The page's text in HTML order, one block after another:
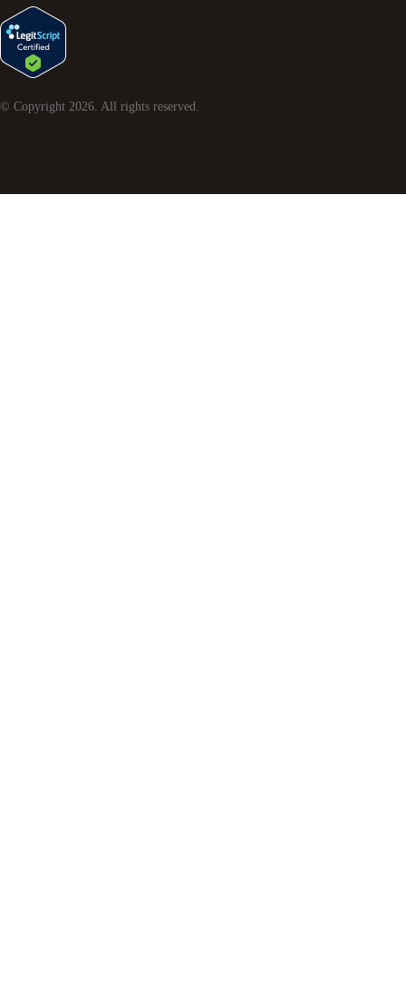
© Copyright 2026. All rights reserved.